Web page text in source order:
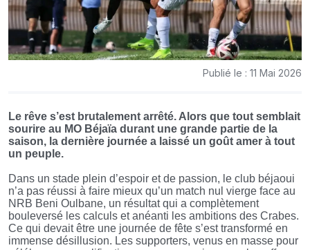
Publié le : 11 Mai 2026
Le rêve s’est brutalement arrêté. Alors que tout semblait
sourire au MO Béjaïa durant une grande partie de la
saison, la dernière journée a laissé un goût amer à tout
un peuple.
Dans un stade plein d’espoir et de passion, le club béjaoui
n’a pas réussi à faire mieux qu’un match nul vierge face au
NRB Beni Oulbane, un résultat qui a complètement
bouleversé les calculs et anéanti les ambitions des Crabes.
Ce qui devait être une journée de fête s’est transformé en
immense désillusion. Les supporters, venus en masse pour